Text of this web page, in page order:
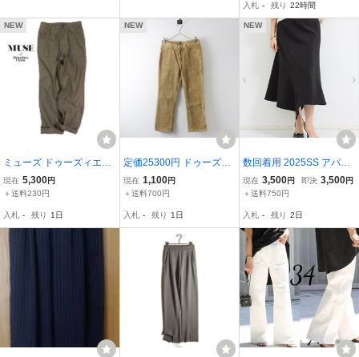
パンツ ブルー 36 mks
入札 - 残り 22時間
NEW
ミューズ ドゥーズィエム
クラス Muse Deuxieme cl
asse Baker military パン
現在 5,300円
＋送料230円
入札 - 残り 1日
NEW
定価25300円 ドゥーズィ
エムクラス Deuxieme Cl
asse コーデュロイパンツ
ロップド 製品染め【2400
015091556】
現在 1,100円
＋送料700円
入札 - 残り 1日
NEW
数回着用 2025SS アパル
トモン アシンメトリース
カート ブラック 36 L'App
¥39,600税込
現在 3,500円 即決 3,500円
＋送料750円
入札 - 残り 2日